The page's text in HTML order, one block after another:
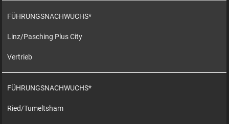
FÜHRUNGSNACHWUCHS*
Linz/Pasching Plus City
Vertrieb
FÜHRUNGSNACHWUCHS*
Ried/Tumeltsham